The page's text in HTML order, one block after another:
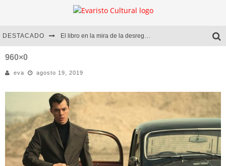
DESTACADO El libro en la mira de la desregulación
Diego Meret | Hotel Acapulco
Alejandra Correa | La nieve
960×0
eva agosto 19, 2019